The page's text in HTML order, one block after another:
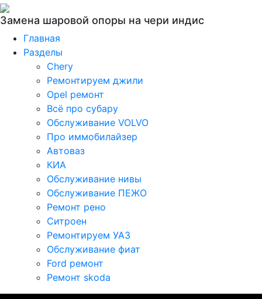
Замена шаровой опоры на чери индис
Главная
Разделы
Chery
Ремонтируем джили
Opel ремонт
Всё про субару
Обслуживание VOLVO
Про иммобилайзер
Автоваз
КИА
Обслуживание нивы
Обслуживание ПЕЖО
Ремонт рено
Ситроен
Ремонтируем УАЗ
Обслуживание фиат
Ford ремонт
Ремонт skoda